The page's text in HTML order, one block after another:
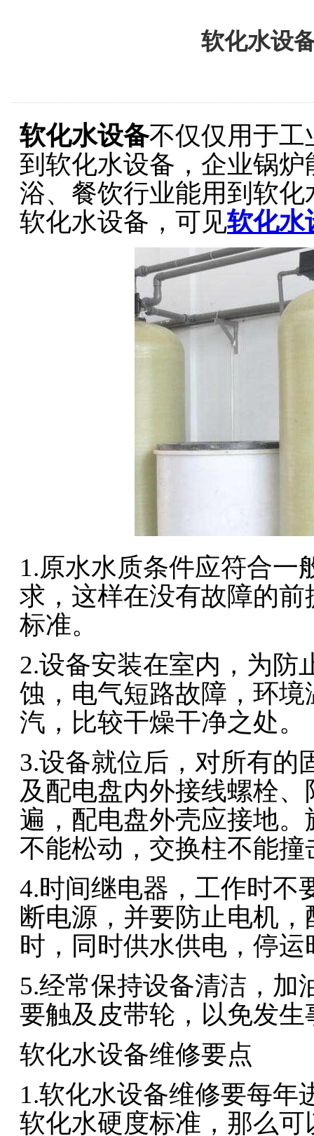
软化水设
软化水设备不仅仅用于工
到软化水设备，企业锅
浴、餐饮行业能用到软
软化水设备，可见软化水
1.原水水质条件应符合一
求，这样在没有故障的
标准。
2.设备安装在室内，为防
蚀，电气短路故障，环
汽，比较干燥干净之处。
3.设备就位后，对所有的
及配电盘内外接线螺栓
遍，配电盘外壳应接地
不能松动，交换柱不能撞
4.时间继电器，工作时不
断电源，并要防止电机
时，同时供水供电，停
5.经常保持设备清洁，加
要触及皮带轮，以免发生
软化水设备维修要点
1.软化水设备维修要每年
软化水硬度标准，那么